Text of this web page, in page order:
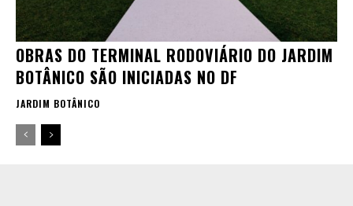
OBRAS DO TERMINAL RODOVIÁRIO DO JARDIM
BOTÂNICO SÃO INICIADAS NO DF
JARDIM BOTÂNICO